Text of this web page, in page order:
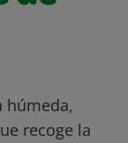
húmeda,
recoge la